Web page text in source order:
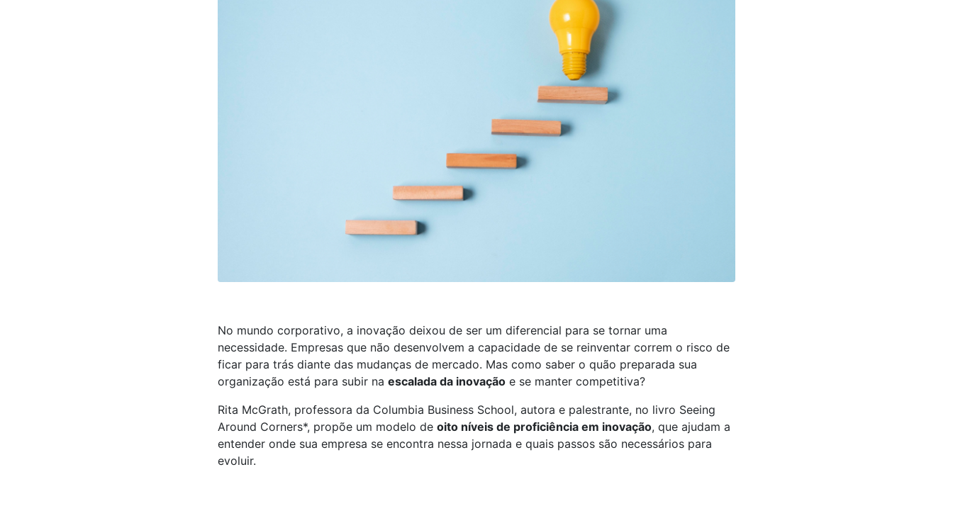
No mundo corporativo, a inovação deixou de ser um diferencial para se tornar uma
necessidade. Empresas que não desenvolvem a capacidade de se reinventar correm o risco de
ficar para trás diante das mudanças de mercado. Mas como saber o quão preparada sua
organização está para subir na escalada da inovação e se manter competitiva?
Rita McGrath, professora da Columbia Business School, autora e palestrante, no livro Seeing
Around Corners*, propõe um modelo de oito níveis de proficiência em inovação, que ajudam a
entender onde sua empresa se encontra nessa jornada e quais passos são necessários para
evoluir.